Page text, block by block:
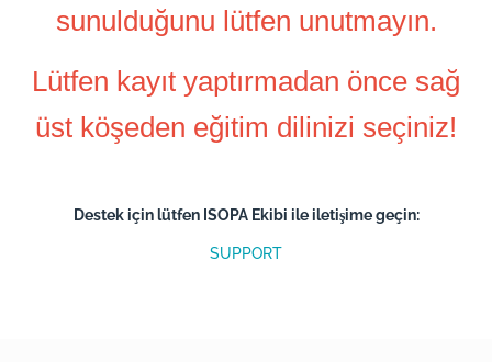
sunulduğunu lütfen unutmayın.
Lütfen kayıt yaptırmadan önce sağ
üst köşeden eğitim dilinizi seçiniz!
Destek için lütfen ISOPA Ekibi ile iletişime geçin:
SUPPORT